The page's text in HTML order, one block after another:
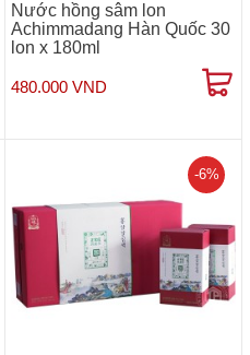
Nước hồng sâm lon
Achimmadang Hàn Quốc 30
lon x 180ml
480.000 VND
-6%